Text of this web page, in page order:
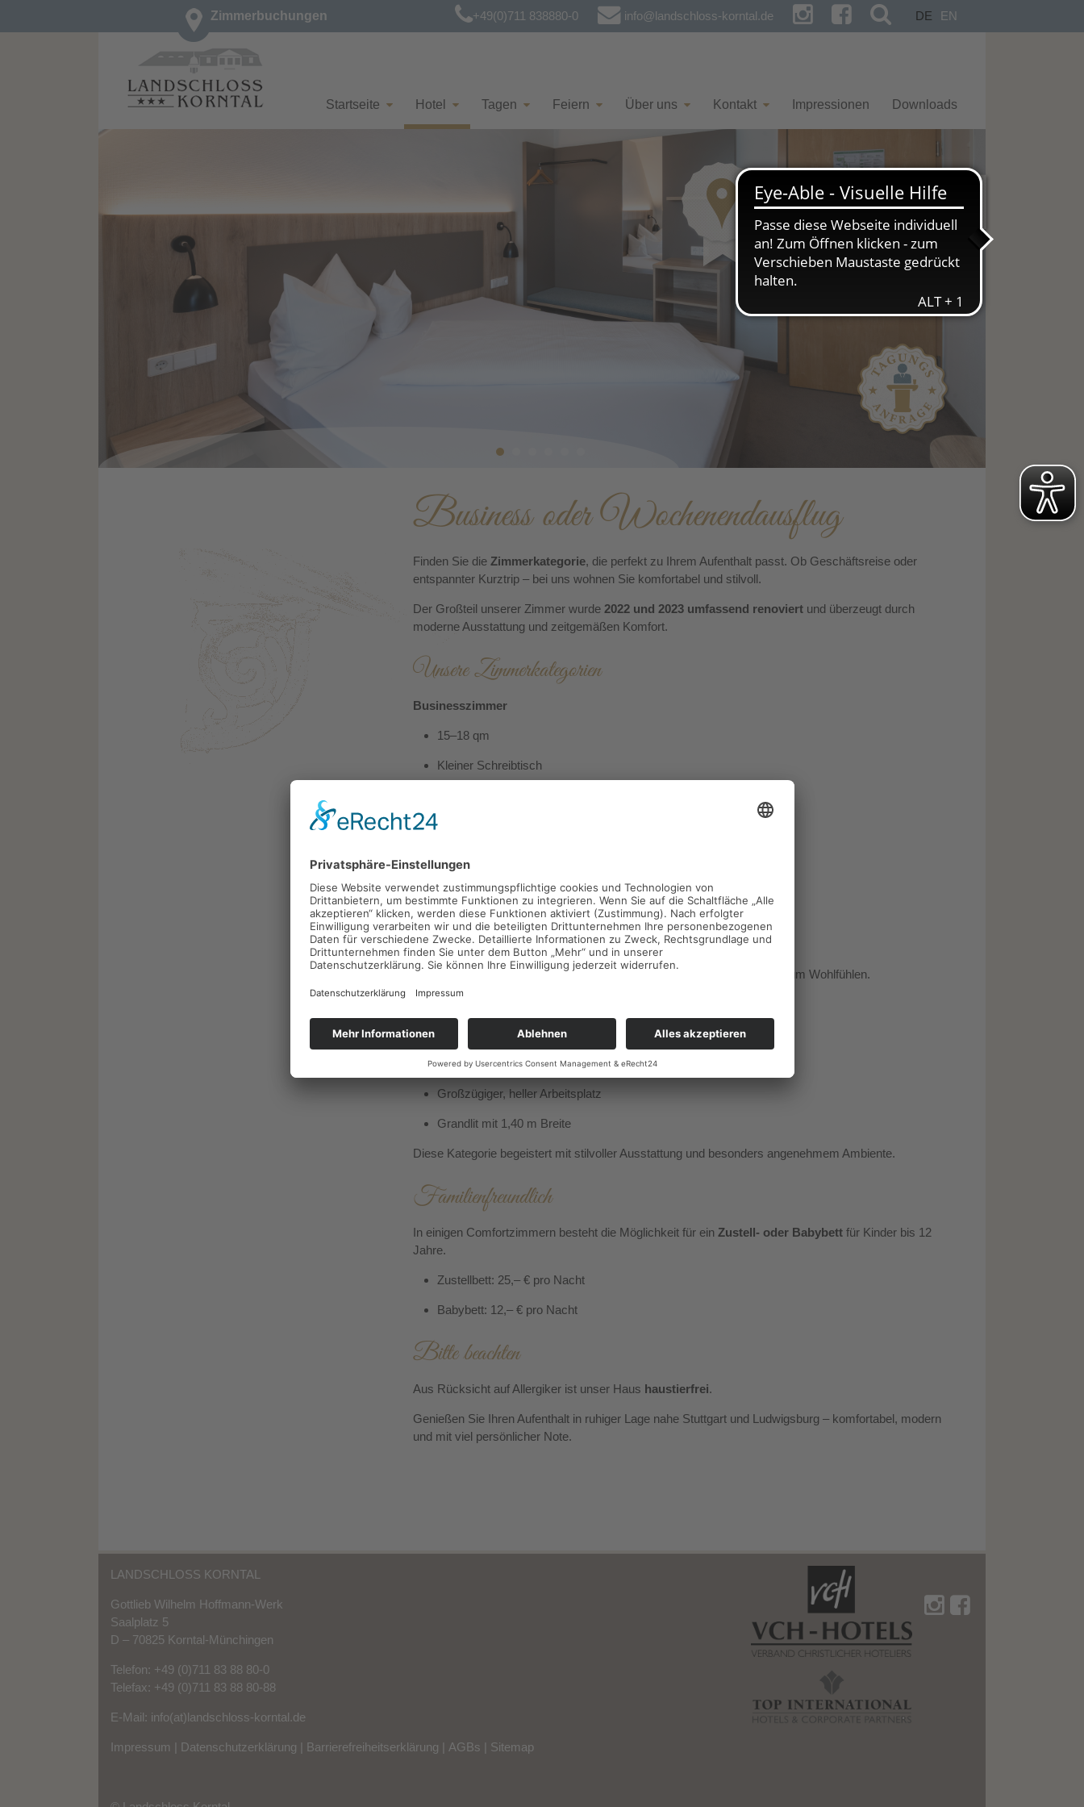
Zimmerbuchungen +49(0)711 838880-0 info@landschloss-korntal.de DE EN
Startseite Hotel Tagen Feiern Über uns Kontakt Impressionen Downloads
Business oder Wochenendausflug
Finden Sie die Zimmerkategorie, die perfekt zu Ihrem Aufenthalt passt. Ob Geschäftsreise oder
entspannter Kurztrip – bei uns wohnen Sie komfortabel und stilvoll.
Der Großteil unserer Zimmer wurde 2022 und 2023 umfassend renoviertund überzeugt durch
moderne Ausstattung und zeitgemäßen Komfort.
Unsere Zimmerkategorien
Businesszimmer
15–18 qm
Kleiner Schreibtisch
Ideal für Geschäftsreisende oder den spontanen Wochenendaufenthalt.
21–25 qm
Bettbreite 1,80 m
Zusätzliche gemütliche Sitzgelegenheit
Perfekt für längere Aufenthalte oder Reisen zu zweit – mit extra Raum zum Wohlfühlen.
3 komfortable Zimmer im Erdgeschoss
Blick in den Garten
Großzügiger, heller Arbeitsplatz
Grandlit mit 1,40 m Breite
Diese Kategorie begeistert mit stilvoller Ausstattung und besonders angenehmem Ambiente.
Familienfreundlich
In einigen Comfortzimmern besteht die Möglichkeit für ein Zustell- oder Babybettfür Kinder bis 12
Jahre.
Zustellbett: 25,– € pro Nacht
Babybett: 12,– € pro Nacht
Bitte beachten
Aus Rücksicht auf Allergiker ist unser Haus haustierfrei.
Genießen Sie Ihren Aufenthalt in ruhiger Lage nahe Stuttgart und Ludwigsburg – komfortabel, modern
und mit viel persönlicher Note.
LANDSCHLOSS KORNTAL
Gottlieb Wilhelm Hoffmann-Werk
Saalplatz 5
D – 70825 Korntal-Münchingen
Telefon: +49 (0)711 83 88 80-0
Telefax: +49 (0)711 83 88 80-88
E-Mail: info(at)landschloss-korntal.de
Impressum Datenschutzerklärung Barrierefreiheitserklärung AGBs Sitemap